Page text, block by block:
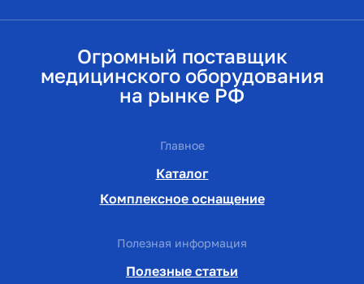
Огромный поставщик
медицинского оборудования
на рынке РФ
Главное
Каталог
Комплексное оснащение
Полезная информация
Полезные статьи